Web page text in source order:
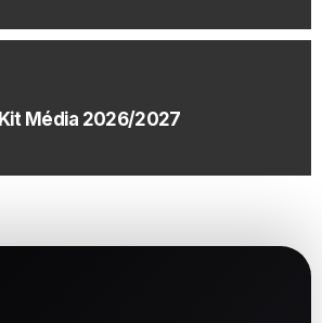
Kit Média 2026/2027